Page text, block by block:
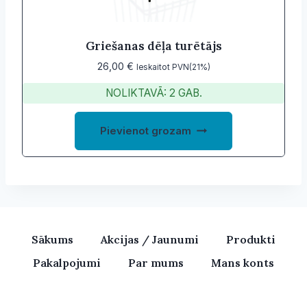
Griešanas dēļa turētājs
26,00 € Ieskaitot PVN(21%)
NOLIKTAVĀ: 2 GAB.
Pievienot grozam
Sākums Akcijas / Jaunumi
Produkti
Pakalpojumi
Par mums Mans konts